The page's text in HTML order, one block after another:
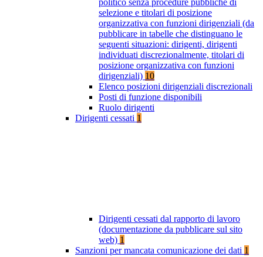
politico senza procedure pubbliche di
selezione e titolari di posizione
organizzativa con funzioni dirigenziali (da
pubblicare in tabelle che distinguano le
seguenti situazioni: dirigenti, dirigenti
individuati discrezionalmente, titolari di
posizione organizzativa con funzioni
dirigenziali) 10
Elenco posizioni dirigenziali discrezionali
Posti di funzione disponibili
Ruolo dirigenti
Dirigenti cessati 1
Dirigenti cessati dal rapporto di lavoro
(documentazione da pubblicare sul sito
web) 1
Sanzioni per mancata comunicazione dei dati 1